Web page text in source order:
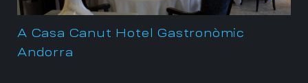
A Casa Canut Hotel Gastronòmic
Andorra